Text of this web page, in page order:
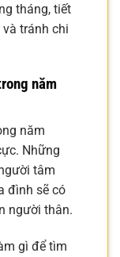
tháng, tiết
tránh chi
năm
năm
Những
tâm
đình sẽ có
người thân.
gì để tìm